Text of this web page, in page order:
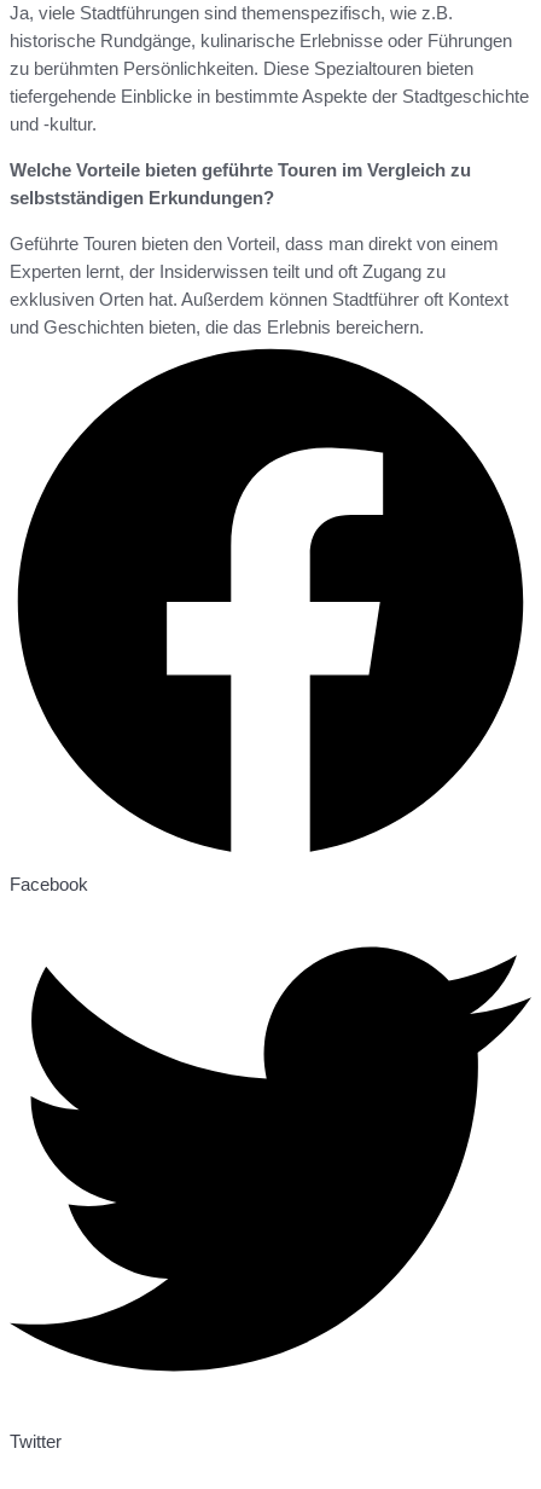
Ja, viele Stadtführungen sind themenspezifisch, wie z.B.
historische Rundgänge, kulinarische Erlebnisse oder Führungen
zu berühmten Persönlichkeiten. Diese Spezialtouren bieten
tiefergehende Einblicke in bestimmte Aspekte der Stadtgeschichte
und -kultur.
Welche Vorteile bieten geführte Touren im Vergleich zu
selbstständigen Erkundungen?
Geführte Touren bieten den Vorteil, dass man direkt von einem
Experten lernt, der Insiderwissen teilt und oft Zugang zu
exklusiven Orten hat. Außerdem können Stadtführer oft Kontext
und Geschichten bieten, die das Erlebnis bereichern.
Facebook
Twitter